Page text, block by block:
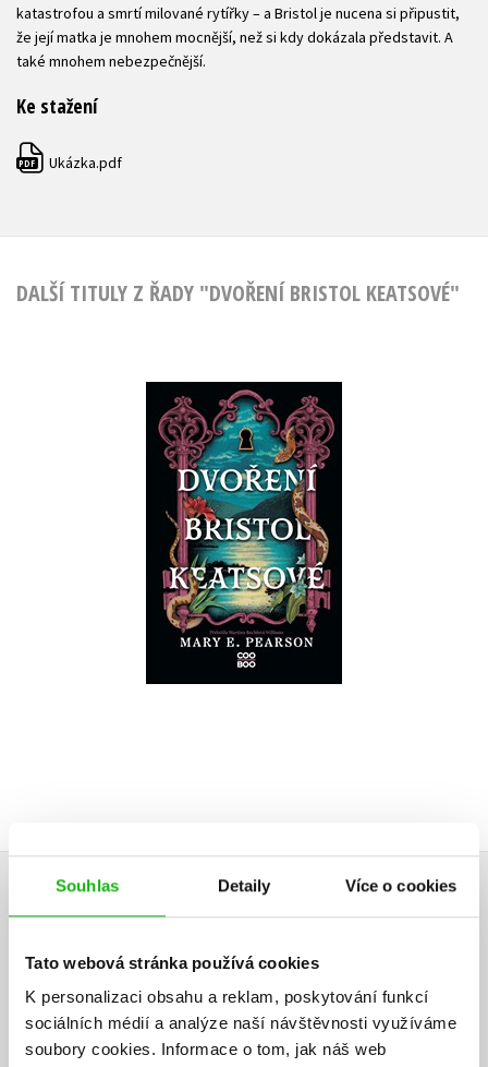
Souhlas Detaily Více o cookies
Tato webová stránka používá cookies
K personalizaci obsahu a reklam, poskytování funkcí
sociálních médií a analýze naší návštěvnosti využíváme
soubory cookies. Informace o tom, jak náš web
katastrofou a smrtí milované rytířky – a Bristol je nucena si připustit,
že její matka je mnohem mocnější, než si kdy dokázala představit. A
také mnohem nebezpečnější.
Ke stažení
PDF Ukázka.pdf
DALŠÍ TITULY Z ŘADY "DVOŘENÍ BRISTOL KEATSOVÉ"
Dvoření Bristol
Keatsové
Mary E. Pearson
Do košíku
399 Kč
HODNOCENÍ ČTENÁŘŮ
V současné době nejsou vytvořena žádná uživatelská hodnocení.
Vaše hodnocení
Uživatelskou recenzi mohou vkládat pouze registrovaní uživatelé